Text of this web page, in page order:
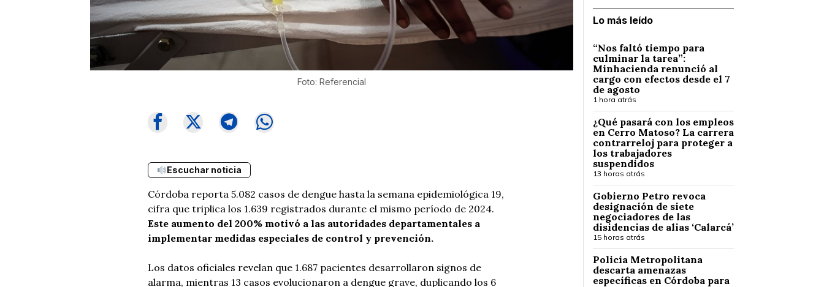
Foto: Referencial
Escuchar noticia
Córdoba reporta 5.082 casos de dengue hasta la semana epidemiológica 19,
cifra que triplica los 1.639 registrados durante el mismo período de 2024.
Este aumento del 200% motivó a las autoridades departamentales a
implementar medidas especiales de control y prevención.
Los datos oficiales revelan que 1.687 pacientes desarrollaron signos de
alarma, mientras 13 casos evolucionaron a dengue grave, duplicando los 6
Lo más leído
“Nos faltó tiempo para
culminar la tarea”:
Minhacienda renunció al
cargo con efectos desde el 7
de agosto
1 hora atrás
¿Qué pasará con los empleos
en Cerro Matoso? La carrera
contrarreloj para proteger a
los trabajadores
suspendidos
13 horas atrás
Gobierno Petro revoca
designación de siete
negociadores de las
disidencias de alias ‘Calarcá’
15 horas atrás
Policía Metropolitana
descarta amenazas
específicas en Córdoba para